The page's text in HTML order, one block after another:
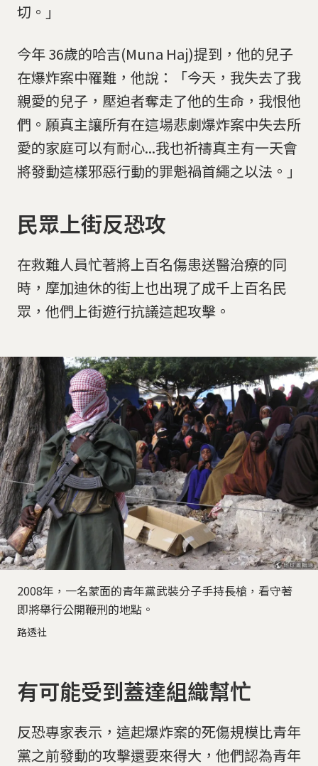
切。」
今年 36歲的哈吉(Muna Haj)提到，他的兒子
在爆炸案中罹難，他說：「今天，我失去了我
親愛的兒子，壓迫者奪走了他的生命，我恨他
們。願真主讓所有在這場悲劇爆炸案中失去所
愛的家庭可以有耐心...我也祈禱真主有一天會
將發動這樣邪惡行動的罪魁禍首繩之以法。」
民眾上街反恐攻
在救難人員忙著將上百名傷患送醫治療的同
時，摩加迪休的街上也出現了成千上百名民
眾，他們上街遊行抗議這起攻擊。
2008年，一名蒙面的青年黨武裝分子手持長槍，看守著
即將舉行公開鞭刑的地點。
路透社
有可能受到蓋達組織幫忙
反恐專家表示，這起爆炸案的死傷規模比青年
黨之前發動的攻擊還要來得大，他們認為青年